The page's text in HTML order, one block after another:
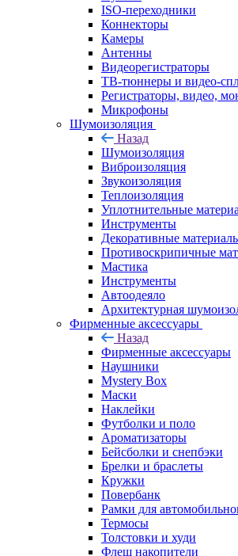
ISO-переходники
Коннекторы
Камеры
Антенны
Видеорегистраторы
ТВ-тюннеры и видео-
Регистраторы, видео,
Микрофоны
Шумоизоляция
Назад
Шумоизоляция
Виброизоляция
Звукоизоляция
Теплоизоляция
Уплотнительные
Инструменты
Декоративные
Противоскрипичные
Мастика
Инструменты
Автоодеяло
Архитектурная
Фирменные аксессуары
Назад
Фирменные аксессуары
Наушники
Mystery Box
Маски
Наклейки
Футболки и поло
Ароматизаторы
Бейсболки и снепбэки
Брелки и браслеты
Кружки
Повербанк
Рамки для
Термосы
Толстовки и худи
Флеш накопители